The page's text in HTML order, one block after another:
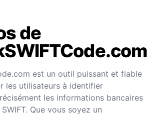
de
est un outil puissant et fiable
les utilisateurs à identifier
les informations bancaires
Que vous soyez un